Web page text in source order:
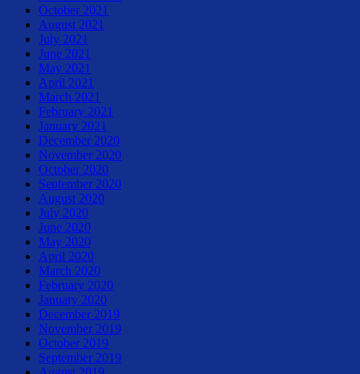
October 2021
August 2021
July 2021
June 2021
May 2021
April 2021
March 2021
February 2021
January 2021
December 2020
November 2020
October 2020
September 2020
August 2020
July 2020
June 2020
May 2020
April 2020
March 2020
February 2020
January 2020
December 2019
November 2019
October 2019
September 2019